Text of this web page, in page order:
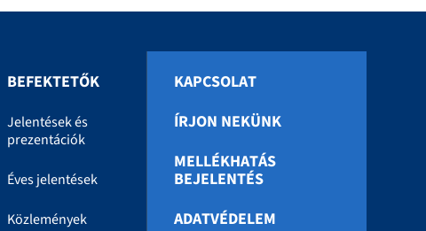
BEFEKTETŐK
Jelentések és
prezentációk
Éves jelentések
Közlemények
KAPCSOLAT
ÍRJON NEKÜNK
MELLÉKHATÁS
BEJELENTÉS
ADATVÉDELEM